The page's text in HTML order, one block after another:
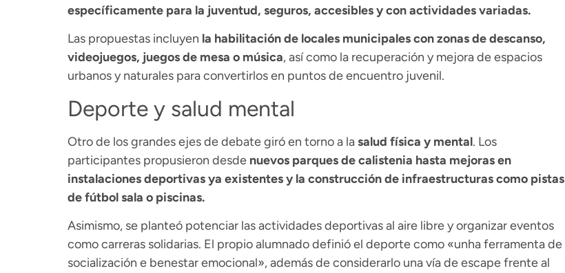
específicamente para la juventud, seguros, accesibles y con actividades variadas.
Las propuestas incluyen la habilitación de locales municipales con zonas de descanso,
videojuegos, juegos de mesa o música, así como la recuperación y mejora de espacios
urbanos y naturales para convertirlos en puntos de encuentro juvenil.
Deporte y salud mental
Otro de los grandes ejes de debate giró en torno a lasalud física y mental. Los
participantes propusieron desde nuevos parques de calistenia hasta mejoras en
instalaciones deportivas ya existentes y la construcción de infraestructuras como pistas
de fútbol sala o piscinas.
Asimismo, se planteó potenciar las actividades deportivas al aire libre y organizar eventos
como carreras solidarias. El propio alumnado definió el deporte como «unha ferramenta de
socialización e benestar emocional», además de considerarlo una vía de escape frente al